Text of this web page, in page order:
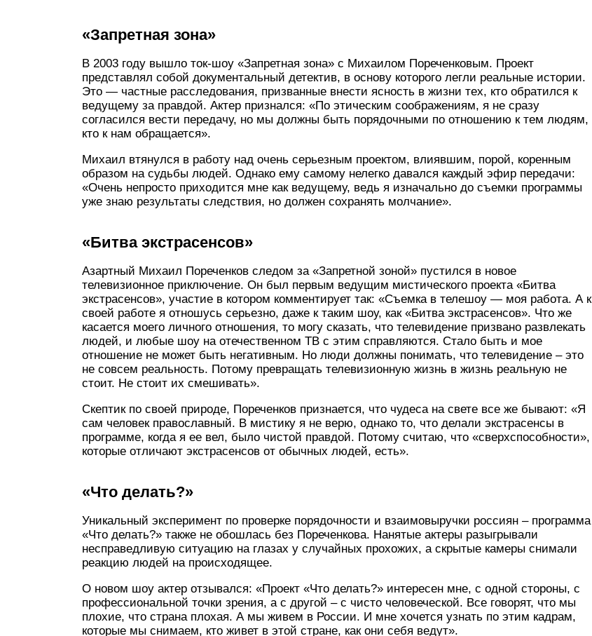
«Запретная зона»
В 2003 году вышло ток-шоу «Запретная зона» с Михаилом Пореченковым. Проект
представлял собой документальный детектив, в основу которого легли реальные истории.
Это — частные расследования, призванные внести ясность в жизни тех, кто обратился к
ведущему за правдой. Актер признался: «По этическим соображениям, я не сразу
согласился вести передачу, но мы должны быть порядочными по отношению к тем людям,
кто к нам обращается».
Михаил втянулся в работу над очень серьезным проектом, влиявшим, порой, коренным
образом на судьбы людей. Однако ему самому нелегко давался каждый эфир передачи:
«Очень непросто приходится мне как ведущему, ведь я изначально до съемки программы
уже знаю результаты следствия, но должен сохранять молчание».
«Битва экстрасенсов»
Азартный Михаил Пореченков следом за «Запретной зоной» пустился в новое
телевизионное приключение. Он был первым ведущим мистического проекта «Битва
экстрасенсов», участие в котором комментирует так: «Съемка в телешоу — моя работа. А к
своей работе я отношусь серьезно, даже к таким шоу, как «Битва экстрасенсов». Что же
касается моего личного отношения, то могу сказать, что телевидение призвано развлекать
людей, и любые шоу на отечественном ТВ с этим справляются. Стало быть и мое
отношение не может быть негативным. Но люди должны понимать, что телевидение – это
не совсем реальность. Потому превращать телевизионную жизнь в жизнь реальную не
стоит. Не стоит их смешивать».
Скептик по своей природе, Пореченков признается, что чудеса на свете все же бывают: «Я
сам человек православный. В мистику я не верю, однако то, что делали экстрасенсы в
программе, когда я ее вел, было чистой правдой. Потому считаю, что «сверхспособности»,
которые отличают экстрасенсов от обычных людей, есть».
«Что делать?»
Уникальный эксперимент по проверке порядочности и взаимовыручки россиян – программа
«Что делать?» также не обошлась без Пореченкова. Нанятые актеры разыгрывали
несправедливую ситуацию на глазах у случайных прохожих, а скрытые камеры снимали
реакцию людей на происходящее.
О новом шоу актер отзывался: «Проект «Что делать?» интересен мне, с одной стороны, с
профессиональной точки зрения, а с другой – с чисто человеческой. Все говорят, что мы
плохие, что страна плохая. А мы живем в России. И мне хочется узнать по этим кадрам,
которые мы снимаем, кто живет в этой стране, как они себя ведут».